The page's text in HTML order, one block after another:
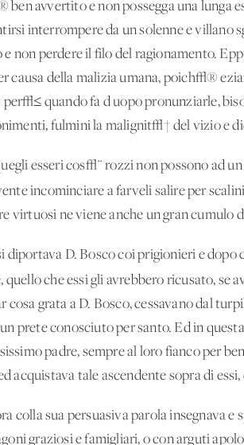
ben avvertito e non possegga una lunga
interrompere da un solenne e
e non perdere il filo del ragionamento.
causa della malizia umana, poich√®
per√≤ quando fa d'uopo pronunziarle,
fulmini la malignit√† del vizio e
esseri cos√¨ rozzi non possono ad
incominciare a farveli salire per
virtuosi ne viene anche un gran cumulo
diportava D. Bosco coi prigionieri e dopo
quello che essi gli avrebbero ricusato, se
cosa grata a D. Bosco, cessavano dal
prete conosciuto per santo. Ed in
padre, sempre al loro fianco per
acquistava tale ascendente sopra di
colla sua persuasiva parola insegnava
graziosi e famigliari, o con arguti